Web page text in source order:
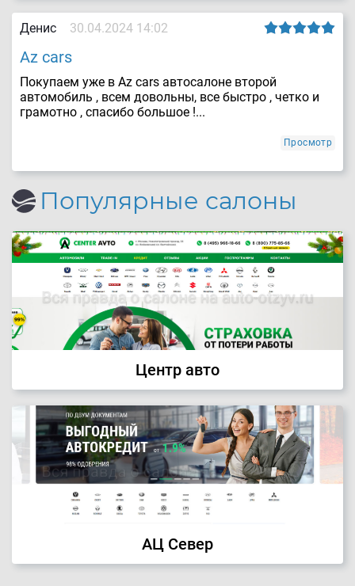
Денис 30.04.2024 14:02
Az cars
Покупаем уже в Az cars автосалоне второй
автомобиль , всем довольны, все быстро , четко и
грамотно , спасибо большое !...
Просмотр
Популярные салоны
Центр авто
АЦ Север